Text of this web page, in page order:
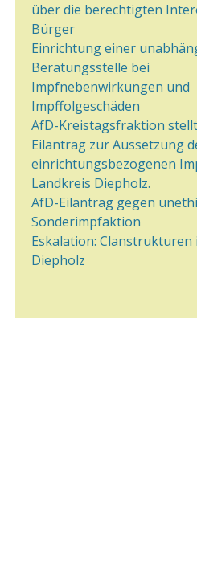
über die berechtigten
Bürger
Einrichtung einer
Beratungsstelle bei
Impfnebenwirkungen und
Impffolgeschäden
AfD-Kreistagsfraktion
Eilantrag zur Aussetzung
einrichtungsbezogenen
Landkreis Diepholz.
AfD-Eilantrag gegen
Sonderimpfaktion
Eskalation: Clanstrukturen
Diepholz